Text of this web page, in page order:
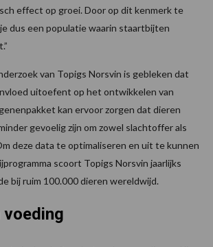
effect op groei. Door op dit kenmerk te
dus een populatie waarin staartbijten
van Topigs Norsvin is gebleken dat
uitoefent op het ontwikkelen van
kan ervoor zorgen dat dieren
gevoelig zijn om zowel slachtoffer als
deze data te optimaliseren en uit te kunnen
scoort Topigs Norsvin jaarlijks
bij ruim 100.000 dieren wereldwijd.
voeding